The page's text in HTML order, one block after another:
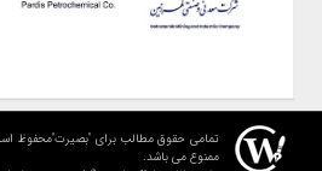
تمامی حقوق مطالب برای "بصیرت"محفوظ
ممنوع می باشد.